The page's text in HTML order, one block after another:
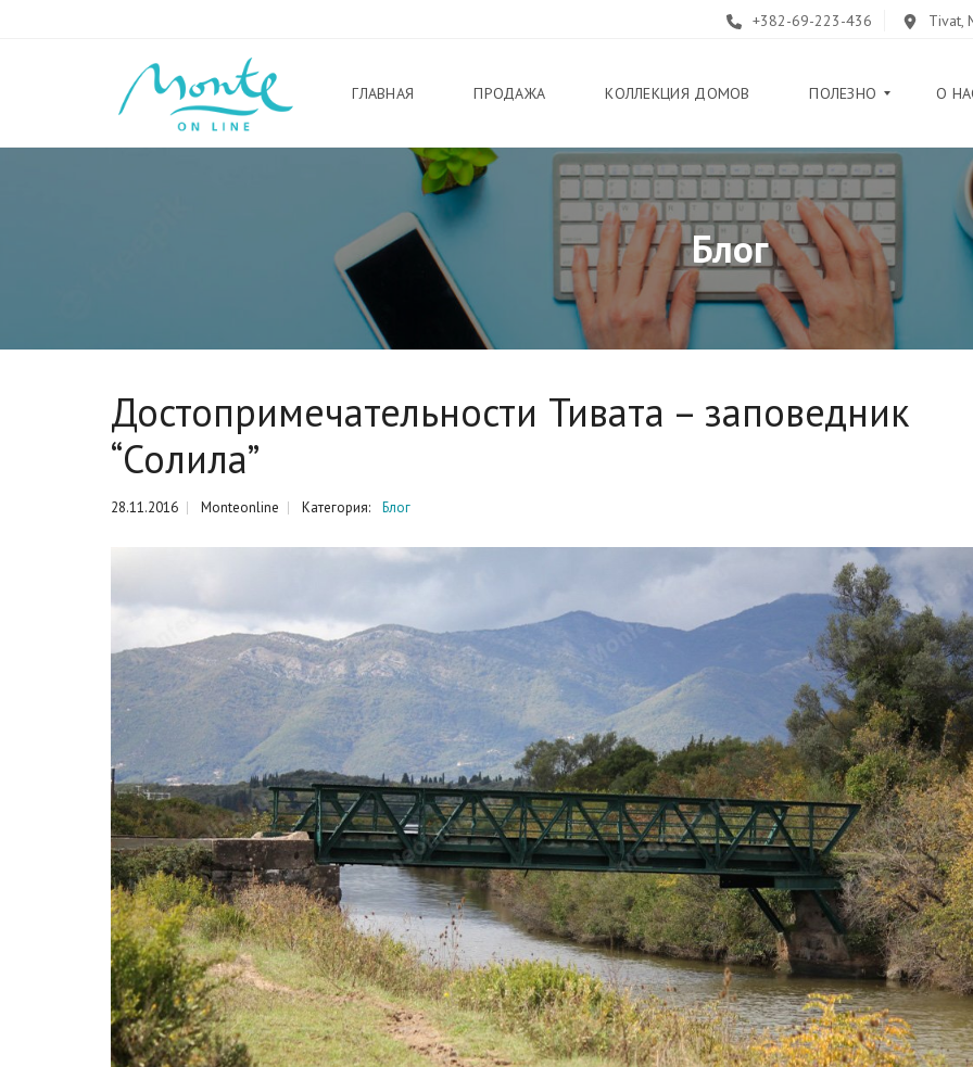
+382-69-223-436 Tivat,
ГЛАВНАЯ ПРОДАЖА КОЛЛЕКЦИЯ ДОМОВ ПОЛЕЗНО
Л
О
Г
П
Т
О
Д
З
Н
А
Я
И
Н
Ф
О
Р
М
А
Ц
И
Я
О
Блог
Достопримечательности Тивата – заповедник
“Солила”
28.11.2016 Monteonline Категория: Блог